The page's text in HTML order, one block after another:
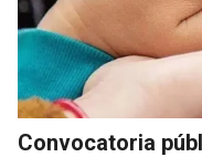
Convocatoria